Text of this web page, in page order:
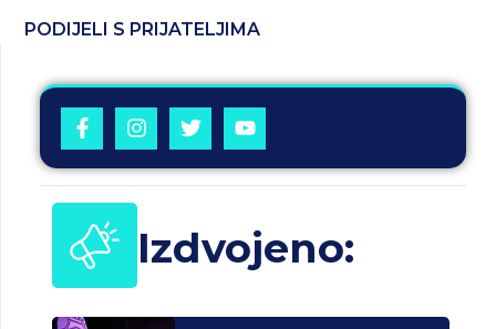
PODIJELI S PRIJATELJIMA
Izdvojeno: